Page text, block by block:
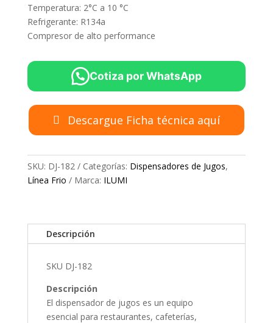
Temperatura: 2°C a 10 °C
Refrigerante: R134a
Compresor de alto performance
Cotiza por WhatsApp
Descargue Ficha técnica aquí
SKU: DJ-182 Categorías: Dispensadores de Jugos,
Línea Frio
Marca: ILUMI
Descripción
SKU DJ-182
Descripción
El dispensador de jugos es un equipo
esencial para restaurantes, cafeterías,